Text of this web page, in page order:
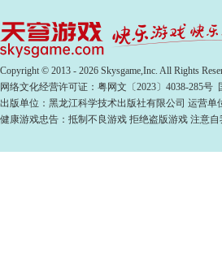
Copyright © 2013 - 2026 Skysgame,Inc. All Rights
网络文化经营许可证：粤网文〔2023〕4038-285号
出版单位：黑龙江科学技术出版社有限公司 运营
健康游戏忠告：抵制不良游戏 拒绝盗版游戏 注意